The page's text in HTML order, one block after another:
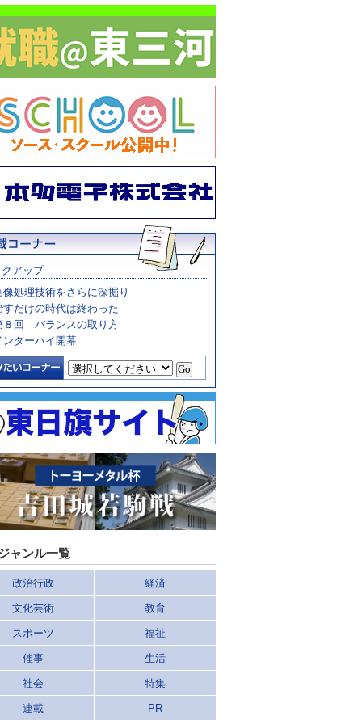
アップ
像処理技術をさらに深掘り
すだけの時代は終わった
８回 バランスの取り方
ンターハイ開幕
ャンル一覧
政治行政 経済
文化芸術 教育
スポーツ 福祉
催事 生活
社会 特集
連載 PR